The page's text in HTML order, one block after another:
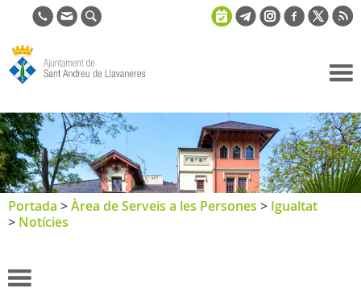
de Sant
Andreu de
Llavaneres
Portada >Àrea de Serveis a les Persones > Igualtat
> Notícies